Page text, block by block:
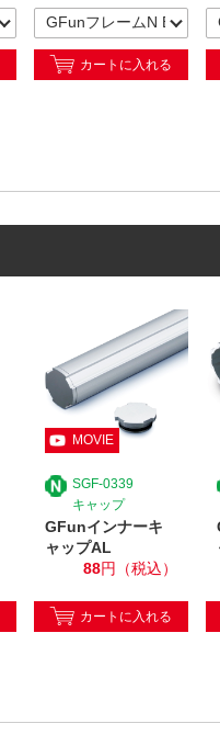
カートに入れる
SGF-0339
キャップ
GFunインナーキ
ャップAL
88円（税込）
カートに入れる